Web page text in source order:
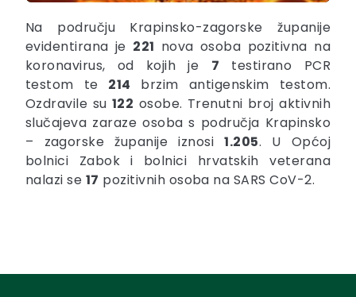
Na području Krapinsko-zagorske županije
evidentirana je 221 nova osoba pozitivna na
koronavirus, od kojih je 7 testirano PCR
testom te 214 brzim antigenskim testom.
Ozdravile su 122 osobe. Trenutni broj aktivnih
slučajeva zaraze osoba s područja Krapinsko
– zagorske županije iznosi1.205. U Općoj
bolnici Zabok i bolnici hrvatskih veterana
nalazi se 17 pozitivnih osoba na SARS CoV-2.